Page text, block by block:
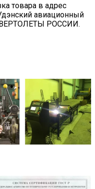
товара в адрес
авиационный
РОССИИ.